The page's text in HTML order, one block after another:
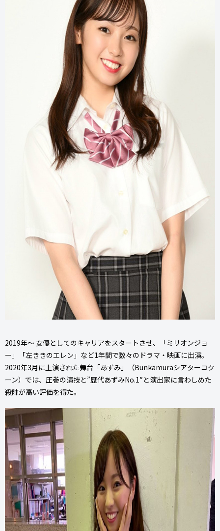
2019年～ 女優としてのキャリアをスタートさせ、「ミリオンジョ
ー」「左ききのエレン」など1年間で数々のドラマ・映画に出演。
2020年3月に上演された舞台「あずみ」（Bunkamuraシアターコク
ーン）では、圧巻の演技と”歴代あずみNo.1″と演出家に言わしめた
殺陣が高い評価を得た。